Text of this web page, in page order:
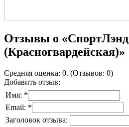
Отзывы о «СпортЛэнд
(Красногвардейская)»
Средняя оценка: 0. (Отзывов: 0)
Добавить отзыв:
Имя: *
Email: *
Заголовок отзыва: